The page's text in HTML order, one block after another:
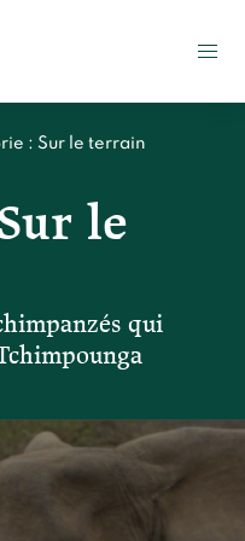
: Sur le terrain
Sur le
qui